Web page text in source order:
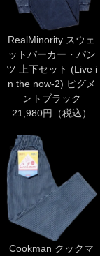
RealMinority スウェ
ットパーカー・パン
ツ 上下セット (Live i
n the now-2) ピグメ
ントブラック
21,980円（税込）
Cookman クックマ